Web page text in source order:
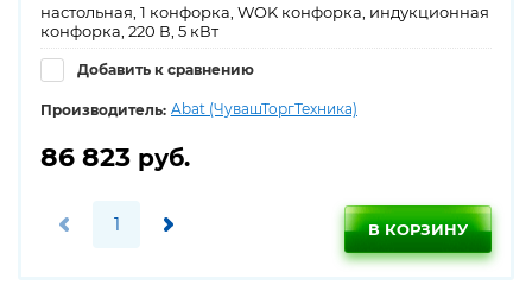
настольная, 1 конфорка, WOK конфорка, индукционная
конфорка, 220 В, 5 кВт
Добавить к сравнению
Производитель: Abat (ЧувашТоргТехника)
86 823 руб.
В КОРЗИНУ